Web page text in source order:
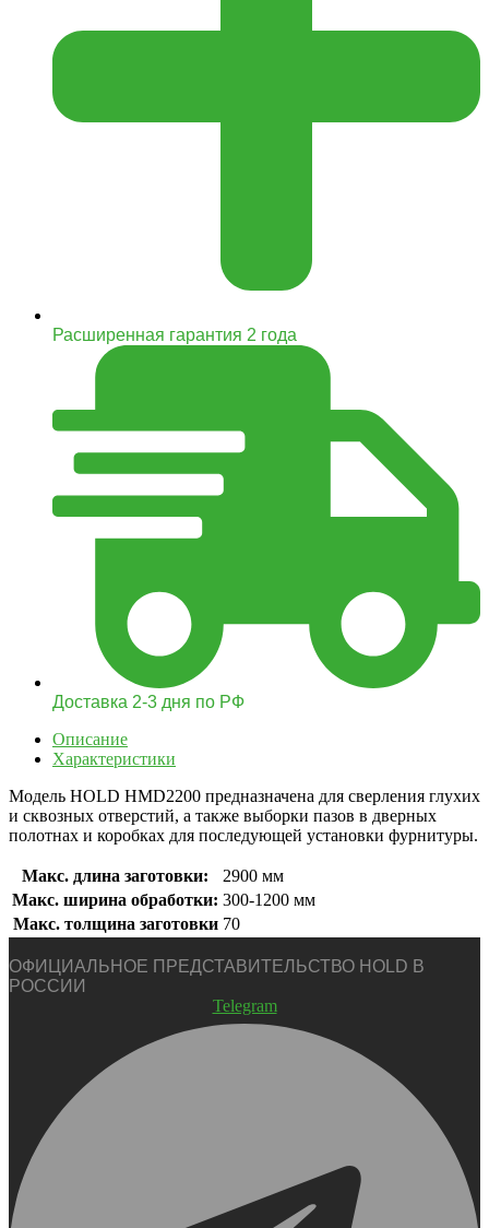
Расширенная гарантия 2 года
Доставка 2-3 дня по РФ
Описание
Характеристики
Модель HOLD HMD2200 предназначена для сверления глухих
и сквозных отверстий, а также выборки пазов в дверных
полотнах и коробках для последующей установки фурнитуры.
Макс. длина заготовки:
2900 мм
Макс. ширина обработки: 300-1200 мм
Макс. толщина заготовки 70
ОФИЦИАЛЬНОЕ ПРЕДСТАВИТЕЛЬСТВО HOLD В
РОССИИ
Telegram